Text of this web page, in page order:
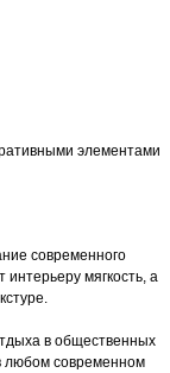
элементами
современного
мягкость, а
в общественных
любом современном